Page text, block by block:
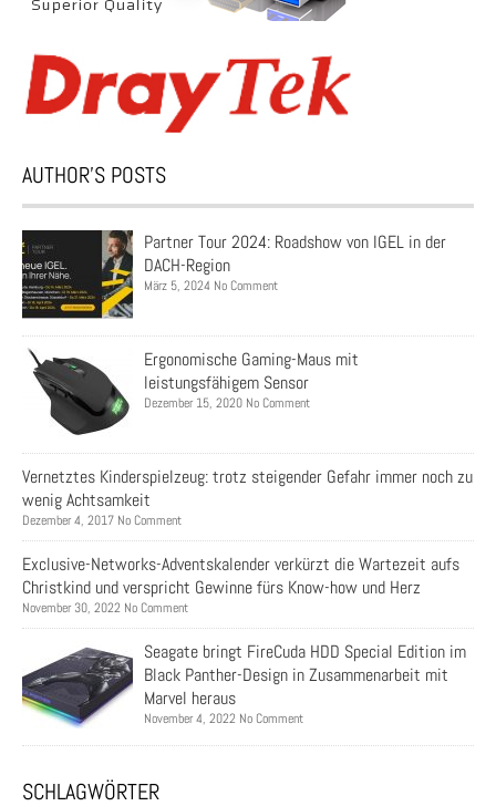
AUTHOR’S POSTS
Partner Tour 2024: Roadshow von IGEL in der
DACH-Region
März 5, 2024 No Comment
Ergonomische Gaming-Maus mit
leistungsfähigem Sensor
Dezember 15, 2020 No Comment
Vernetztes Kinderspielzeug: trotz steigender Gefahr immer noch zu
wenig Achtsamkeit
Dezember 4, 2017 No Comment
Exclusive-Networks-Adventskalender verkürzt die Wartezeit aufs
Christkind und verspricht Gewinne fürs Know-how und Herz
November 30, 2022 No Comment
Seagate bringt FireCuda HDD Special Edition im
Black Panther-Design in Zusammenarbeit mit
Marvel heraus
November 4, 2022 No Comment
SCHLAGWÖRTER